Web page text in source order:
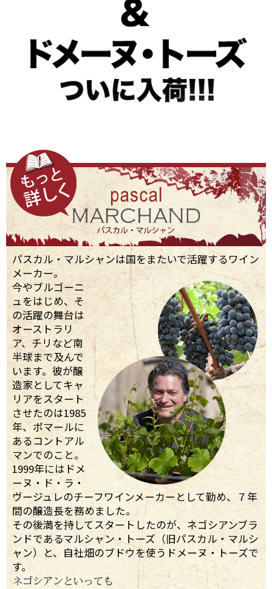
パスカル・マルシャンは国をまたいで活躍するワイン
メーカー。
今やブルゴーニ
ュをはじめ、そ
の活躍の舞台は
オーストラリ
ア、チリなど南
半球まで及んで
います。彼が醸
造家としてキャ
リアをスタート
させたのは1985
年、ポマールに
あるコントアル
マンでのこと。
1999年にはドメ
ーヌ・ド・ラ・
ヴージュレのチーフワインメーカーとして勤め、７年
間の醸造長を務めました。
その後満を持してスタートしたのが、ネゴシアンブラ
ンドであるマルシャン・トーズ（旧パスカル・マルシ
ャン）と、自社畑のブドウを使うドメーヌ・トーズで
す。